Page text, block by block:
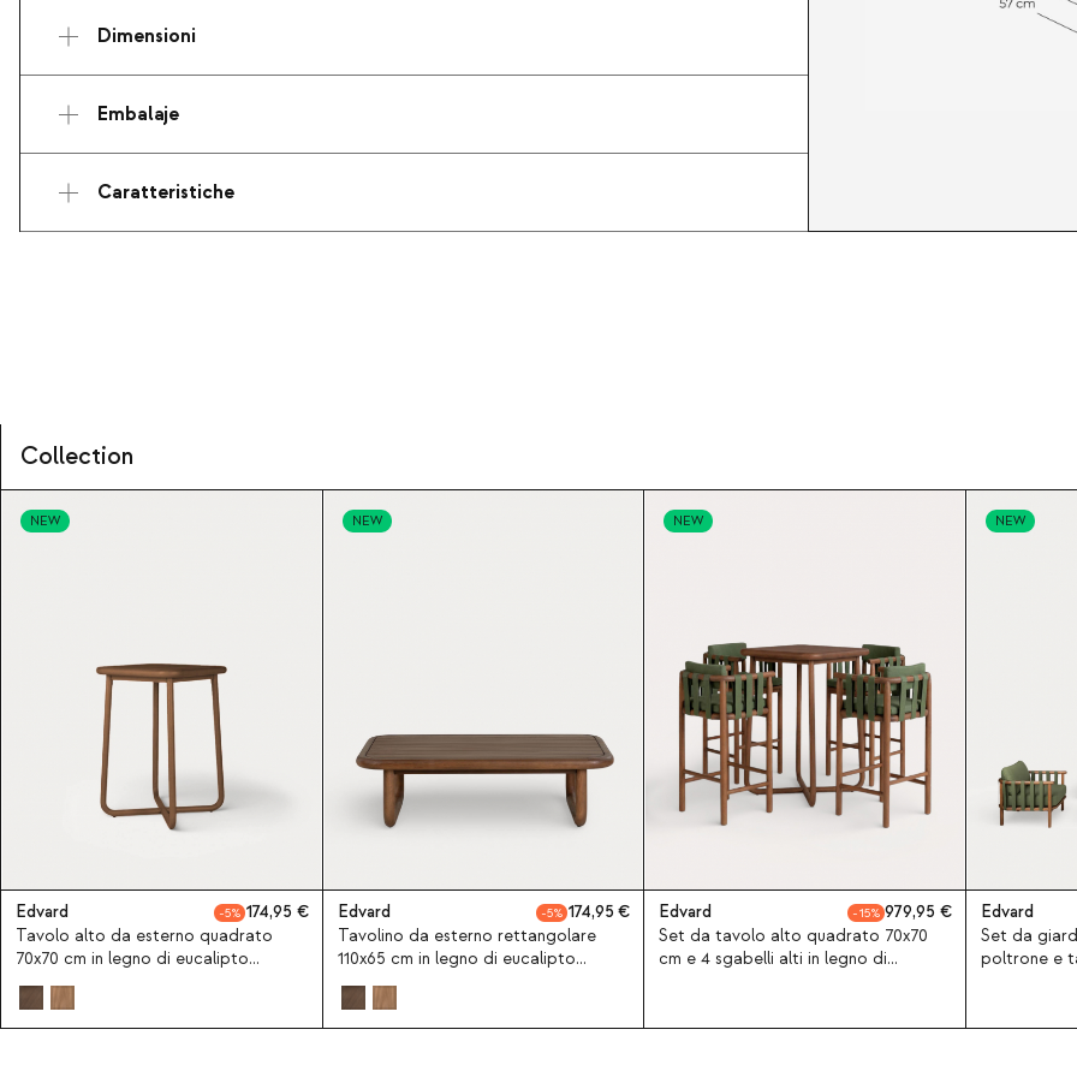
Dimensioni
Embalaje
Caratteristiche
Collection
NEW
Edvard 5
174,95
Tavolo alto da esterno quadrato
70x70 cm in legno di eucalipto
Edvard
NEW
Edvard 5
174,95
Tavolino da esterno rettangolare
110x65 cm in legno di eucalipto
Edvard
NEW
Edvard 15
979,95
Set da tavolo alto quadrato 70x70
cm e 4 sgabelli alti in legno di
NEW
Edvard
Set da
poltrone e